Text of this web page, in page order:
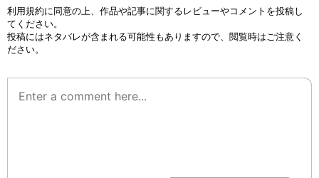
利用規約に同意の上、作品や記事に関するレビューやコメントを投稿し
てください。
投稿にはネタバレが含まれる可能性もありますので、閲覧時はご注意く
ださい。